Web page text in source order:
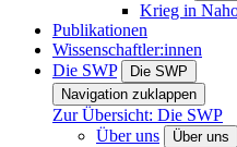
Krieg in
Publikationen
Wissenschaftler:innen
Die SWP
Die SWP
Navigation zuklappen
Zur Übersicht: Die SWP
Über uns
Über uns